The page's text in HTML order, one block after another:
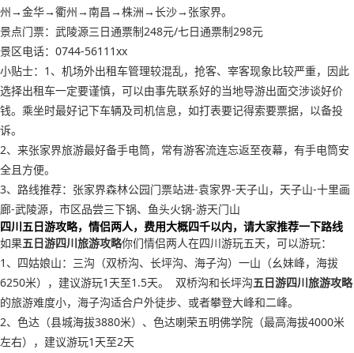
州→金华→衢州→南昌→株洲→长沙→张家界。
景点门票：武陵源三日通票制248元/七日通票制298元
景区电话：0744-56111xx
小贴士：1、机场外出租车管理较混乱，抢客、宰客现象比较严重，因此
选择出租车一定要谨慎，可以由事先联系好的当地导游出面交涉谈好价
钱。乘坐时最好记下车辆及司机信息，如打表要记得索要票据，以备投
诉。
2、来张家界旅游最好备手电筒，常有游客流连忘返至夜幕，有手电筒安
全且方便。
3、路线推荐：张家界森林公园门票站进-袁家界-天子山，天子山-十里画
廊-武陵源，市区品尝三下锅、鱼头火锅-游天门山
四川五日游攻略，情侣两人，费用大概四千以内，请大家推荐一下路线
如果五日游四川旅游攻略你们情侣两人在四川游玩五天，可以游玩：
1、四姑娘山：三沟（双桥沟、长坪沟、海子沟）一山（幺妹峰，海拔
6250米），建议游玩1天至1.5天。 双桥沟和长坪沟五日游四川旅游攻略
的旅游难度小，海子沟适合户外徒步、或者攀登大峰和二峰。
2、色达（县城海拔3880米）、色达喇荣五明佛学院（最高海拔4000米
左右），建议游玩1天至2天